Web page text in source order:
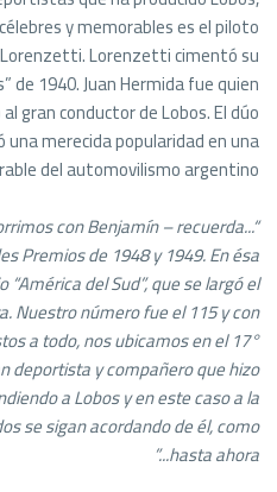
y memorables es el piloto
Lorenzetti cimentó su
de 1940. Juan Hermida fue quien
gran conductor de Lobos. El dúo
una merecida popularidad en una
del automovilismo argentino.
con Benjamín – recuerda
Premios de 1948 y 1949. En ésa
del Sud”, que se largó el
Nuestro número fue el 115 y con
a todo, nos ubicamos en el 17°
deportista y compañero que hizo
a Lobos y en este caso a la
se sigan acordando de él, como
hasta ahora...”